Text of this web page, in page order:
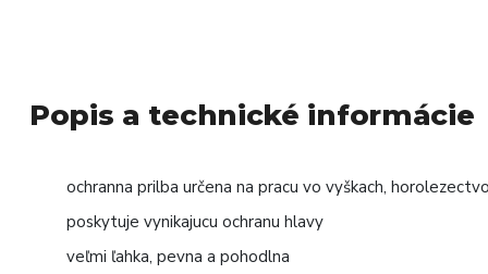
Popis a technické informácie
ochranna prilba určena na pracu vo vyškach,
poskytuje vynikajucu ochranu hlavy
veľmi ľahka, pevna a pohodlna